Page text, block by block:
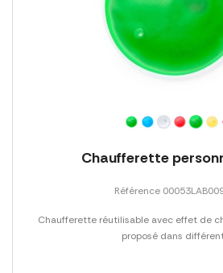
Chaufferette
Référence
Chaufferette réutilisable avec effet de
proposé dans